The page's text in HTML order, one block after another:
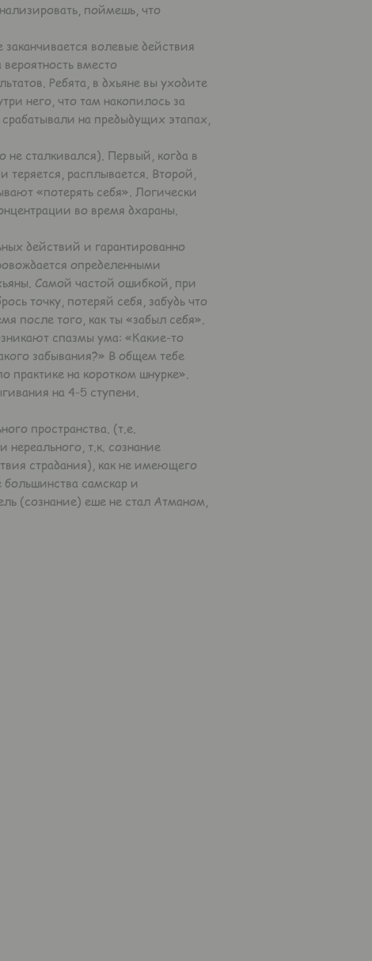
поймешь, что
волевые действия
вместо
Ребята, в дхьяне вы уходите
него, что там накопилось за
на предыдущих этапах,
сталкивался). Первый, когда в
теряется, расплывается. Второй,
«потерять себя». Логически
во время дхараны.
действий и гарантированно
определенными
Самой частой ошибкой, при
точку, потеряй себя, забудь что
после того, как ты «забыл себя».
спазмы ума: «Какие-то
забывания?» В общем тебе
практике на коротком шнурке».
на 4-5 ступени.
пространства. (т.е.
т.к. сознание
страдания), как не имеющего
самскар и
(сознание) еше не стал Атманом,